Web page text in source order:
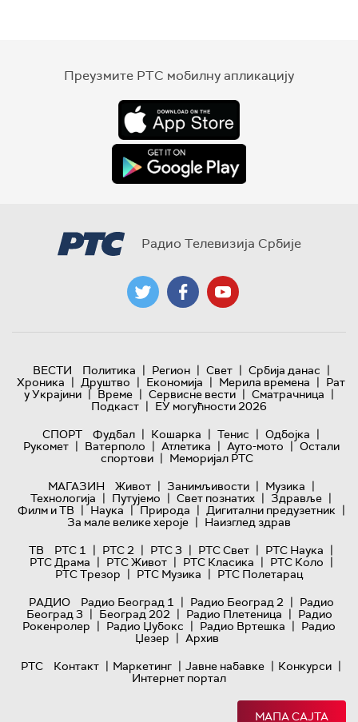
Преузмите РТС мобилну апликацију
Радио Телевизија Србије
ВЕСТИ Политика | Регион | Свет | Србија данас |
Хроника | Друштво | Економија | Мерила времена | Рат
у Украјини | Време | Сервисне вести | Сматрачница |
Подкаст | ЕУ могућности 2026
СПОРТ
Фудбал | Кошарка | Тенис | Одбојка |
Рукомет | Ватерполо | Атлетика | Ауто-мото | Остали
спортови | Меморијал РТС
МАГАЗИН
Живот | Занимљивости | Музика |
Технологијa | Путујемо | Свет познатих | Здравље |
Филм и ТВ | Наука | Природа | Дигитални предузетник |
За мале велике хероје | Наизглед здрав
ТВ
РТС 1 | РТС 2 | РТС 3 | РТС Свет | РТС Наука |
РТС Драма | РТС Живот | РТС Класика | РТС Коло |
РТС Трезор | РТС Музика | РТС Полетарац
РАДИО
Радио Београд 1 | Радио Београд 2 | Радио
Београд 3 | Београд 202 | Радио Плетеница | Радио
Рокенролер | Радио Џубокс | Радио Вртешка | Радио
Џезер | Архив
РТС
Контакт | Маркетинг | Јавне набавке | Конкурси |
Интернет портал
МАПА САЈТА